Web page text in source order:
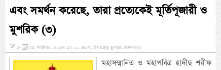
এবং সমর্থন করেছে, তারা প্রত্যেকেই মূর্তিপূজারী ও
মুশরিক (৩)
» ২৯ অক্টোবর, ২০২৪ ১২:০০ এএম, ইয়াওমুছ ছুলাছা (মঙ্গলবার)
মহাসম্মানিত ও মহাপবিত্র হাদীছ শরীফ